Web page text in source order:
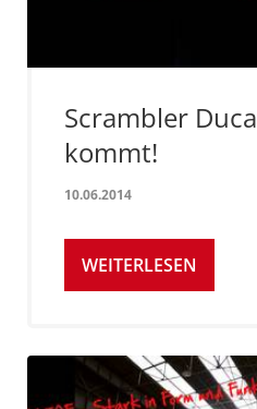
Scrambler
kommt!
10.06.2014
WEITERLESEN